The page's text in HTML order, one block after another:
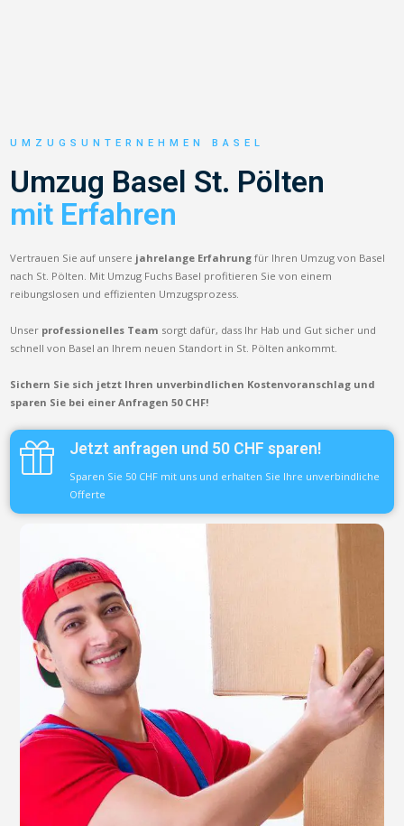
UMZUGSUNTERNEHMEN BASEL
Umzug Basel St. Pölten
mit Erfahren
Vertrauen Sie auf unsere jahrelange Erfahrung für Ihren Umzug von Basel
nach St. Pölten. Mit Umzug Fuchs Basel profitieren Sie von einem
reibungslosen und effizienten Umzugsprozess.
Unser professionelles Team sorgt dafür, dass Ihr Hab und Gut sicher und
schnell von Basel an Ihrem neuen Standort in St. Pölten ankommt.
Sichern Sie sich jetzt Ihren unverbindlichen Kostenvoranschlag und
sparen Sie bei einer Anfragen 50 CHF!
Jetzt anfragen und 50 CHF sparen!
Sparen Sie 50 CHF mit uns und erhalten Sie Ihre unverbindliche
Offerte